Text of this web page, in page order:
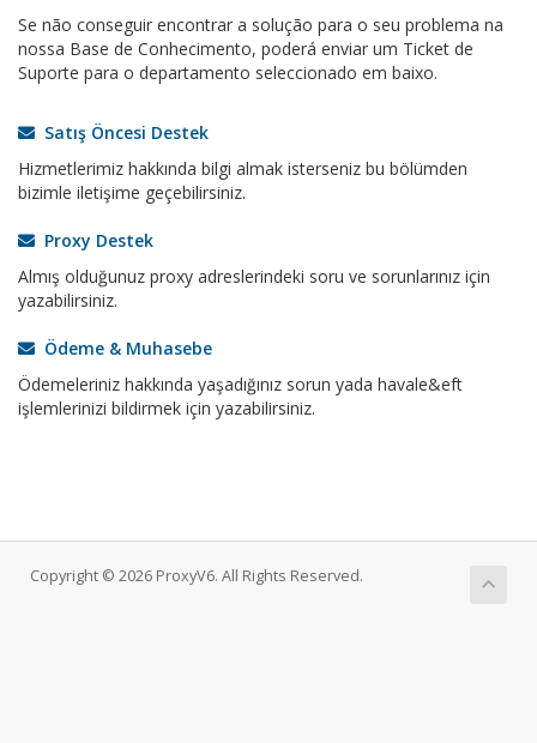
Se não conseguir encontrar a solução para o seu problema na
nossa Base de Conhecimento, poderá enviar um Ticket de
Suporte para o departamento seleccionado em baixo.
Satış Öncesi Destek
Hizmetlerimiz hakkında bilgi almak isterseniz bu bölümden
bizimle iletişime geçebilirsiniz.
Proxy Destek
Almış olduğunuz proxy adreslerindeki soru ve sorunlarınız için
yazabilirsiniz.
Ödeme & Muhasebe
Ödemeleriniz hakkında yaşadığınız sorun yada havale&eft
işlemlerinizi bildirmek için yazabilirsiniz.
Copyright © 2026 ProxyV6. All Rights Reserved.